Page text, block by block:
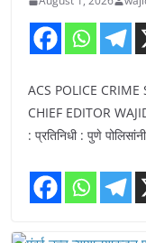
ACS POLICE
CHIEF EDITOR
: प्रतिनिधी : पुणे